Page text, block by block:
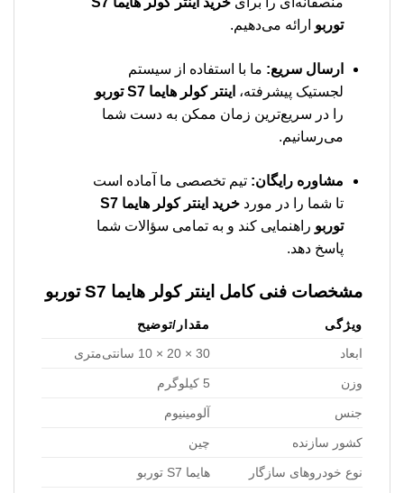
توربو ارائه می‌دهیم.
ارسال سریع: ما با استفاده از سیستم
لجستیک پیشرفته، اینتر کولر هایما S7 توربو
را در سریع‌ترین زمان ممکن به دست شما
می‌رسانیم.
مشاوره رایگان: تیم تخصصی ما آماده است
تا شما را در مورد
خرید اینتر کولر هایما S7
توربو راهنمایی کند و به تمامی سؤالات شما
پاسخ دهد.
مشخصات فنی کامل اینتر کولر هایما S7 توربو
ویژگی
مقدار/توضیح
ابعاد
30 × 20 × 10 سانتی‌متری
وزن 5 کیلوگرم
جنس آلومینیوم
کشور سازنده چین
نوع خودروهای سازگار هایما S7 توربو